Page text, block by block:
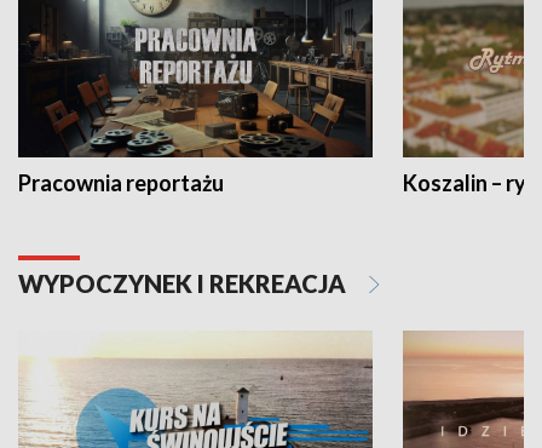
Pracownia reportażu Koszalin –
WYPOCZYNEK I REKREACJA